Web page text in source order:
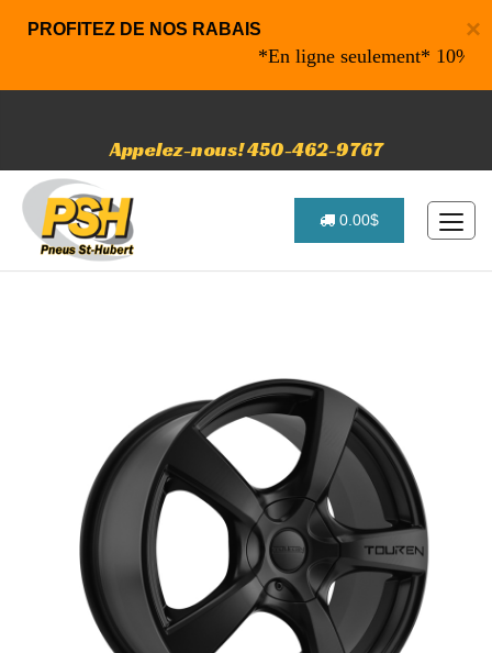
×
PROFITEZ DE NOS RABAIS
*En ligne seulement* 10% de
Appelez-nous! 450-462-9767
0.00$